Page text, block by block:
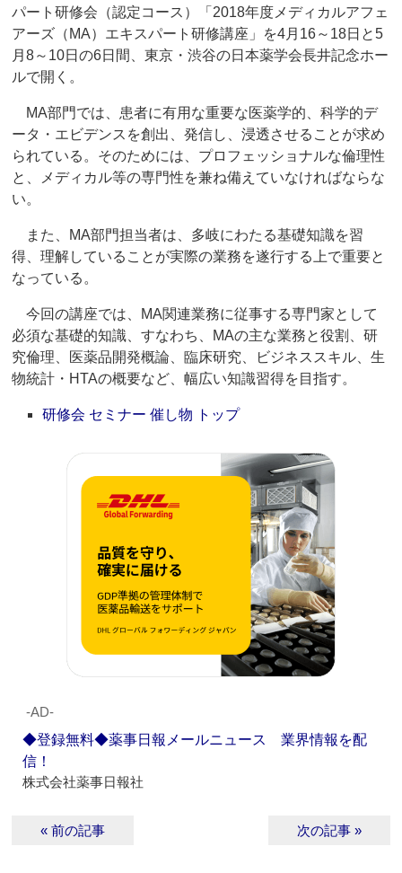
パート研修会（認定コース）「2018年度メディカルアフェ
アーズ（MA）エキスパート研修講座」を4月16～18日と5
月8～10日の6日間、東京・渋谷の日本薬学会長井記念ホー
ルで開く。
MA部門では、患者に有用な重要な医薬学的、科学的デ
ータ・エビデンスを創出、発信し、浸透させることが求め
られている。そのためには、プロフェッショナルな倫理性
と、メディカル等の専門性を兼ね備えていなければならな
い。
また、MA部門担当者は、多岐にわたる基礎知識を習
得、理解していることが実際の業務を遂行する上で重要と
なっている。
今回の講座では、MA関連業務に従事する専門家として
必須な基礎的知識、すなわち、MAの主な業務と役割、研
究倫理、医薬品開発概論、臨床研究、ビジネススキル、生
物統計・HTAの概要など、幅広い知識習得を目指す。
研修会 セミナー 催し物 トップ
‐AD‐
◆登録無料◆薬事日報メールニュース 業界情報を配
信！
株式会社薬事日報社
« 前の記事 次の記事 »